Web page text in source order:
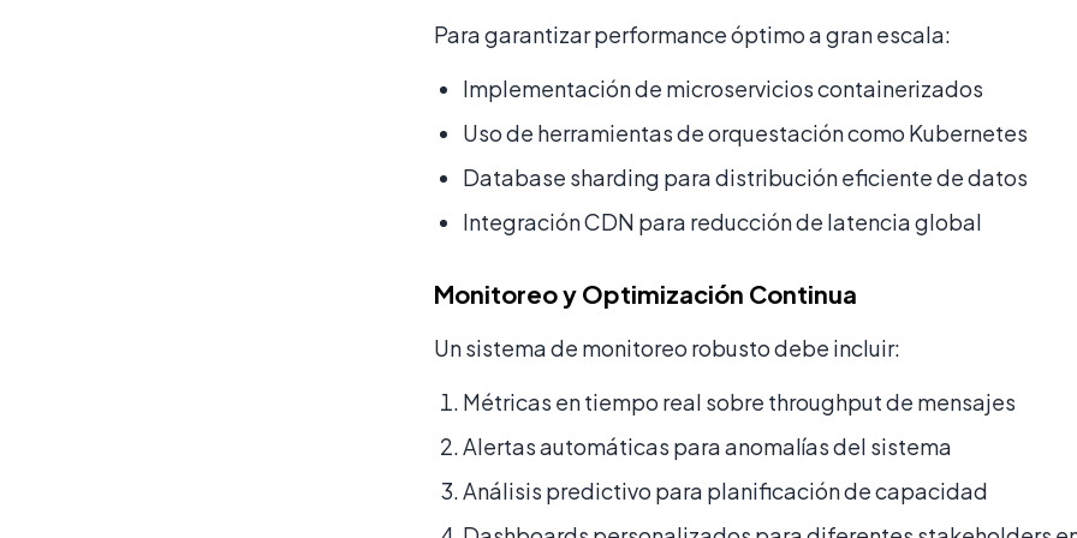
Para garantizar performance óptimo a gran escala:
Implementación de microservicios containerizados
Uso de herramientas de orquestación como Kubernetes
Database sharding para distribución eficiente de datos
Integración CDN para reducción de latencia global
Monitoreo y Optimización Continua
Un sistema de monitoreo robusto debe incluir:
Métricas en tiempo real sobre throughput de mensajes
Alertas automáticas para anomalías del sistema
Análisis predictivo para planificación de capacidad